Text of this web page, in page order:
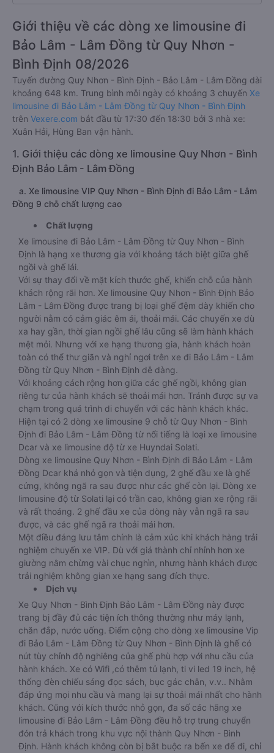
Giới thiệu về các dòng xe limousine đi
Bảo Lâm - Lâm Đồng từ Quy Nhơn -
Bình Định 08/2026
Tuyến đường Quy Nhơn - Bình Định - Bảo Lâm - Lâm Đồng dài
khoảng 648 km. Trung bình mỗi ngày có khoảng 3 chuyến Xe
limousine đi Bảo Lâm - Lâm Đồng từ Quy Nhơn - Bình Định
trên Vexere.com bắt đầu từ 17:30 đến 18:30 bởi 3 nhà xe:
Xuân Hải, Hùng Ban vận hành.
1. Giới thiệu các dòng xe limousine Quy Nhơn - Bình
Định Bảo Lâm - Lâm Đồng
a. Xe limousine VIP Quy Nhơn - Bình Định đi Bảo Lâm - Lâm
Đồng 9 chỗ chất lượng cao
Chất lượng
Xe limousine đi Bảo Lâm - Lâm Đồng từ Quy Nhơn - Bình
Định là hạng xe thương gia với khoảng tách biệt giữa ghế
ngồi và ghế lái.
Với sự thay đổi về mặt kích thước ghế, khiến chỗ của hành
khách rộng rãi hơn. Xe limousine Quy Nhơn - Bình Định Bảo
Lâm - Lâm Đồng được trang bị loại ghế đệm dày khiến cho
người nằm có cảm giác êm ái, thoải mái. Các chuyến xe dù
xa hay gần, thời gian ngồi ghế lâu cũng sẽ làm hành khách
mệt mỏi. Nhưng với xe hạng thương gia, hành khách hoàn
toàn có thể thư giãn và nghỉ ngơi trên xe đi Bảo Lâm - Lâm
Đồng từ Quy Nhơn - Bình Định dễ dàng.
Với khoảng cách rộng hơn giữa các ghế ngồi, không gian
riêng tư của hành khách sẽ thoải mái hơn. Tránh được sự va
chạm trong quá trình di chuyển với các hành khách khác.
Hiện tại có 2 dòng xe limousine 9 chỗ từ Quy Nhơn - Bình
Định đi Bảo Lâm - Lâm Đồng từ nổi tiếng là loại xe limousine
Dcar và xe limousine độ từ xe Huyndai Solati.
Dòng xe limousine Quy Nhơn - Bình Định đi Bảo Lâm - Lâm
Đồng Dcar khá nhỏ gọn và tiện dụng, 2 ghế đầu xe là ghế
cứng, không ngã ra sau được như các ghế còn lại. Dòng xe
limousine độ từ Solati lại có trần cao, không gian xe rộng rãi
và rất thoáng. 2 ghế đầu xe của dòng này vẫn ngã ra sau
được, và các ghế ngã ra thoải mái hơn.
Một điều đáng lưu tâm chính là cảm xúc khi khách hàng trải
nghiệm chuyến xe VIP. Dù với giá thành chỉ nhỉnh hơn xe
giường nằm chừng vài chục nghìn, nhưng hành khách được
trải nghiệm không gian xe hạng sang đích thực.
Dịch vụ
Xe Quy Nhơn - Bình Định Bảo Lâm - Lâm Đồng này được
trang bị đầy đủ các tiện ích thông thường như máy lạnh,
chăn đắp, nước uống. Điểm cộng cho dòng xe limousine Vip
đi Bảo Lâm - Lâm Đồng từ Quy Nhơn - Bình Định là ghế có
nút tùy chỉnh độ nghiêng của ghế phù hợp với nhu cầu của
hành khách. Xe có Wifi ,có thêm tủ lạnh, ti vi led 19 inch, hệ
thống đèn chiếu sáng đọc sách, bục gác chân, v.v.. Nhằm
đáp ứng mọi nhu cầu và mang lại sự thoải mái nhất cho hành
khách. Cũng với kích thước nhỏ gọn, đa số các hãng xe
limousine đi Bảo Lâm - Lâm Đồng đều hỗ trợ trung chuyển
đón trả khách trong khu vực nội thành Quy Nhơn - Bình
Định. Hành khách không còn bị bắt buộc ra bến xe để đi, chỉ